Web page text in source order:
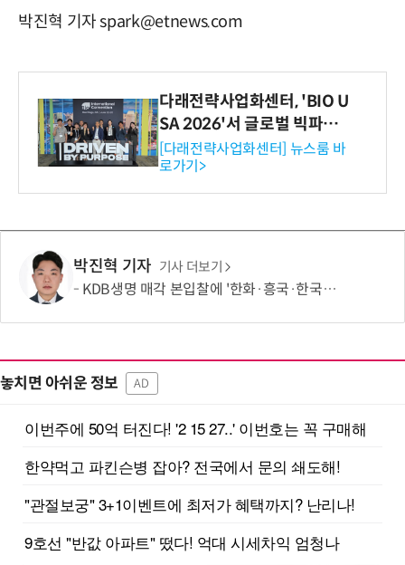
박진혁 기자 spark@etnews.com
다래전략사업화센터, 'BIO U
SA 2026'서 글로벌 빅파마
와의 비즈니스 미팅 지원…K
-바이오 해외 진출 교두보 확
보
[다래전략사업화센터] 뉴스룸 바
로가기>
박진혁 기자 기사 더보기
KDB생명 매각 본입찰에 '한화·흥국·한국금융' 참여
놓치면 아쉬운 정보 AD